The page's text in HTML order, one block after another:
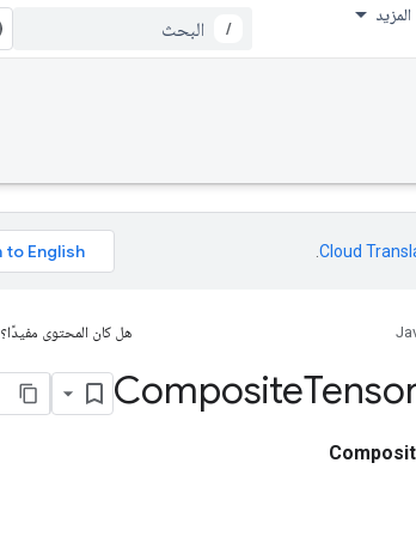
المزيد
/
Cloud
هل كان المحتوى مفيدًا؟
Composite